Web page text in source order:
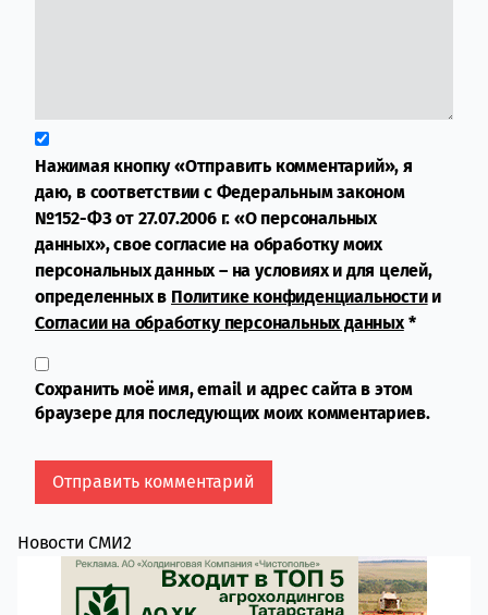
Нажимая кнопку «Отправить комментарий», я
даю, в соответствии с Федеральным законом
№152-ФЗ от 27.07.2006 г. «О персональных
данных», свое согласие на обработку моих
персональных данных – на условиях и для целей,
определенных в Политике конфиденциальностии
Согласии на обработку персональных данных*
Сохранить моё имя, email и адрес сайта в этом
браузере для последующих моих комментариев.
Новости СМИ2